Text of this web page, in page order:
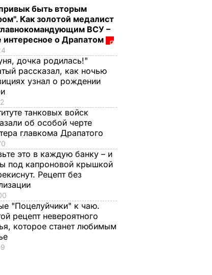
быть вторым
Как золотой медалист
ВСУ –
интересное о Драпатом
дочка родилась!"
рассказал, как ночью
узнал о рождении
танковых войск
об особой черте
главкома Драпатого
это в каждую банку – и
под капроновой крышкой
Рецепт без
"Поцелуйчики" к чаю.
рецепт невероятного
которое станет любимым